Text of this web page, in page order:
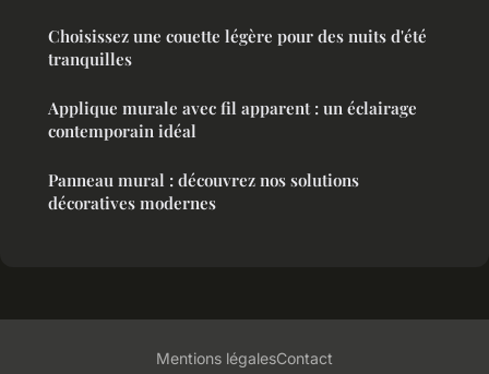
Choisissez une couette légère pour des nuits d'été
tranquilles
Applique murale avec fil apparent : un éclairage
contemporain idéal
Panneau mural : découvrez nos solutions
décoratives modernes
Mentions légalesContact